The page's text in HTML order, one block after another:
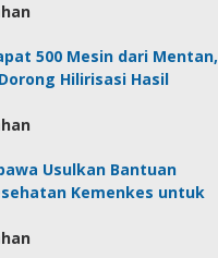
500 Mesin dari Mentan,
Hilirisasi Hasil
Usulkan Bantuan
Kemenkes untuk